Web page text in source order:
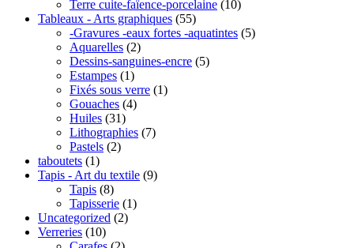
Terre cuite-faïence-porcelaine (10)
Tableaux - Arts graphiques (55)
-Gravures -eaux fortes -aquatintes (5)
Aquarelles (2)
Dessins-sanguines-encre (5)
Estampes (1)
Fixés sous verre (1)
Gouaches (4)
Huiles (31)
Lithographies (7)
Pastels (2)
taboutets (1)
Tapis - Art du textile (9)
Tapis (8)
Tapisserie (1)
Uncategorized (2)
Verreries (10)